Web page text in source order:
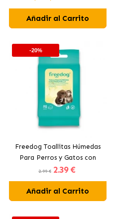
Añadir al Carrito
-20%
Freedog Toallitas Húmedas
Para Perros y Gatos con
Manzanilla
2.99 € 2.39 €
Añadir al Carrito